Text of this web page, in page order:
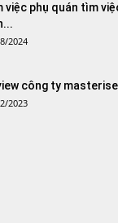
việc phụ quán tìm
2024
công ty masterise
2023